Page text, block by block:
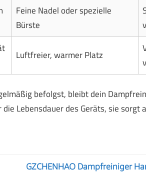
Feine Nadel oder spezielle
Bürste
Luftfreier, warmer Platz
befolgst, bleibt dein
Lebensdauer des Geräts, sie sorgt
GZCHENHAO Dampfreiniger